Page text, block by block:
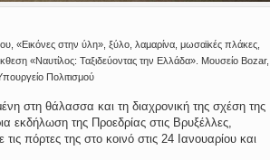
στην ύλη», ξύλο, λαμαρίνα, μωσαϊκές πλάκες,
«Nαυτίλος: Ταξιδεύοντας την Ελλάδα». Μουσείο Bozar,
Πολιτισμού
στη θάλασσα και τη διαχρονική της σχέση της
εκδήλωση της Προεδρίας στις Βρυξέλλες,
πόρτες της στο κοινό στις 24 Ιανουαρίου και